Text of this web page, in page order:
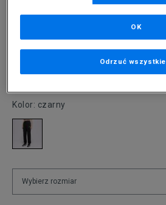
Kolor: czarny
Wybierz rozmiar
Odrzuć wszystkie
OK